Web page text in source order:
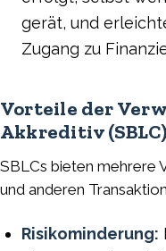
gerät, und
Zugang zu
Vorteile der
Akkreditiv (SBLC)
SBLCs bieten mehrere
und anderen
Risikominderung: